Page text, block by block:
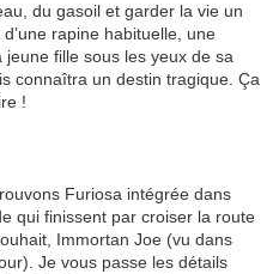
du gasoil et garder la vie un
rapine habituelle, une
fille sous les yeux de sa
connaîtra un destin tragique. Ça
!
Furiosa intégrée dans
qui finissent par croiser la route
Immortan Joe (vu dans
Je vous passe les détails